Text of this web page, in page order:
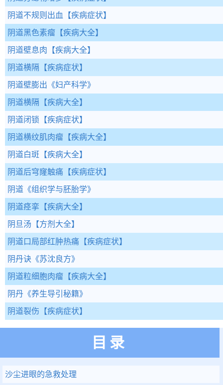
阴道不规则出血 【疾病症状】
阴道黑色素瘤 【疾病大全】
阴道壁息肉 【疾病大全】
阴道横隔 【疾病症状】
阴道壁膨出 《妇产科学》
阴道横隔 【疾病大全】
阴道闭锁 【疾病症状】
阴道横纹肌肉瘤 【疾病大全】
阴道白斑 【疾病大全】
阴道后穹窿触痛 【疾病症状】
阴道 《组织学与胚胎学》
阴道痉挛 【疾病大全】
阴旦汤 【方剂大全】
阴道口局部红肿热痛 【疾病症状】
阴丹诀 《苏沈良方》
阴道粒细胞肉瘤 【疾病大全】
阴丹 《养生导引秘籍》
阴道裂伤 【疾病症状】
目录
沙尘进眼的急救处理